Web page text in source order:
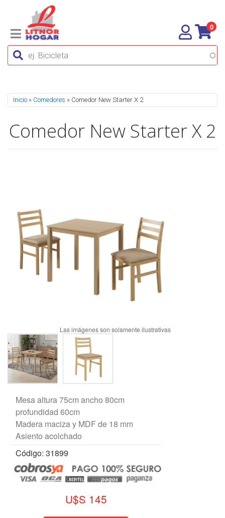
0
Se encuentra usted aquí
Inicio » Comedores » Comedor New Starter X 2
Comedor New Starter X 2
Mesa altura 75cm ancho 80cm
profundidad 60cm
Madera maciza y MDF de 18 mm
Asiento acolchado
Código: 31899
U$S 145